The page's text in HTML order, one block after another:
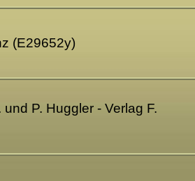
(E29652y)
P. Huggler - Verlag F.